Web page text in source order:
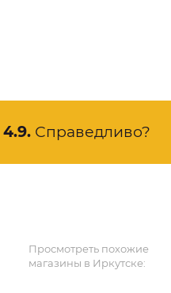
4.9. Справедливо?
Просмотреть похожие
магазины в Иркутске: